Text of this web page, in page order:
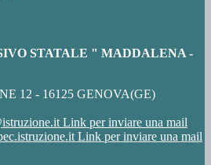
STATALE " MADDALENA -
12 - 16125 GENOVA(GE)
Link per inviare una mail
Link per inviare una mail